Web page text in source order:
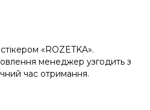
«ROZETKA».
менеджер узгодить з
час отримання.